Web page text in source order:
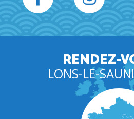
RENDEZ-
LONS-LE-